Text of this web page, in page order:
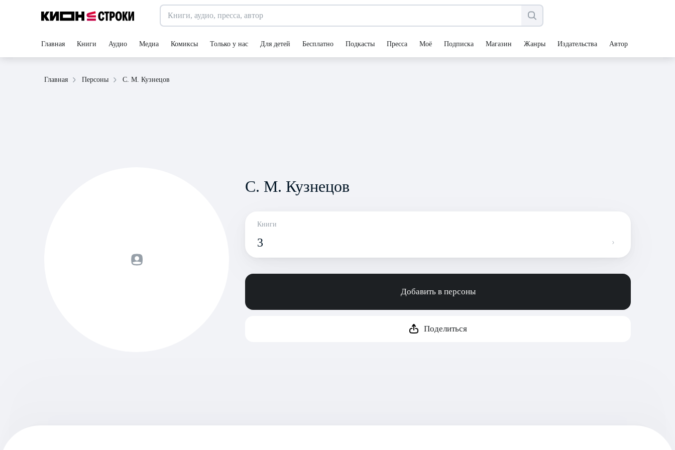
Главная Книги Аудио Медиа Комиксы Только у нас Для детей Бесплатно Подкасты Пресса Моё Подписка Магазин Жанры Издательства Авторы
Главная Персоны С. М. Кузнецов
С. М. Кузнецов
Книги
3
Добавить в персоны
Поделиться